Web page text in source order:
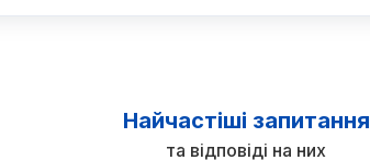
Найчастіші запитання
та відповіді на них